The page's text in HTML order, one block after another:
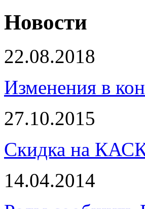
Новости
22.08.2018
Изменения в
27.10.2015
Скидка на
14.04.2014